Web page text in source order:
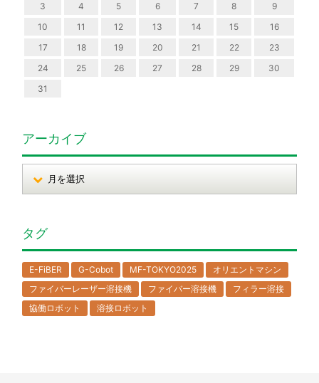
3
4 5 6 7 8
9
10
11 12 13 14 15
16
17
18 19 20 21 22
23
24
25 26 27 28 29
30
31
アーカイブ
タグ
E-FiBER G-Cobot MF-TOKYO2025
オリエントマシン
ファイバーレーザー溶接機
ファイバー溶接機
フィラー溶接
協働ロボット
溶接ロボット